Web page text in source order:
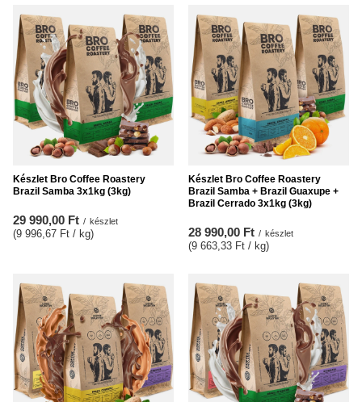
Készlet Bro Coffee Roastery
Brazil Samba 3x1kg (3kg)
29 990,00 Ft / készlet
(9 996,67 Ft / kg)
Készlet Bro Coffee Roastery
Brazil Samba + Brazil Guaxupe +
Brazil Cerrado 3x1kg (3kg)
28 990,00 Ft / készlet
(9 663,33 Ft / kg)